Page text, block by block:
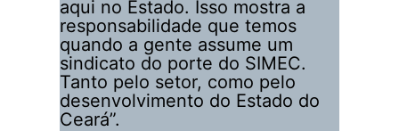
aqui no Estado. Isso mostra a
responsabilidade que temos
quando a gente assume um
sindicato do porte do SIMEC.
Tanto pelo setor, como pelo
desenvolvimento do Estado do
Ceará”.